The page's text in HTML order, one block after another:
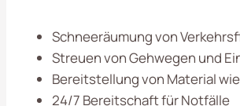
Schneeräumung von
Streuen von Gehwegen und
Bereitstellung von Material
24/7 Bereitschaft für Notfälle